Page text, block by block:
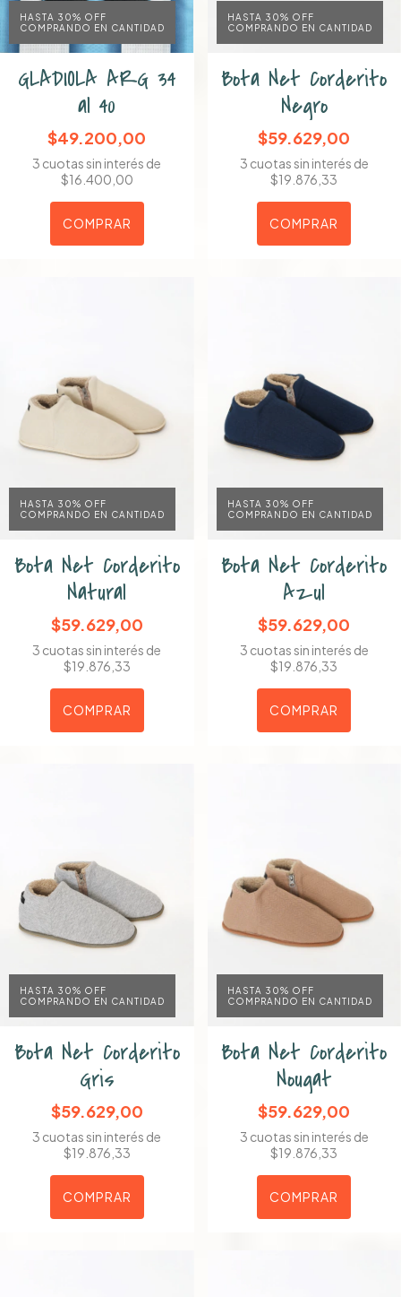
HASTA 30% OFF
COMPRANDO EN CANTIDAD
GLADIOLA ARG 34
al 40
$49.200,00
3 cuotas sin interés de
$16.400,00
COMPRAR
HASTA 30% OFF
COMPRANDO EN CANTIDAD
Bota Net Corderito
Negro
$59.629,00
3 cuotas sin interés de
$19.876,33
COMPRAR
HASTA 30% OFF
COMPRANDO EN CANTIDAD
Bota Net Corderito
Natural
$59.629,00
3 cuotas sin interés de
$19.876,33
COMPRAR
HASTA 30% OFF
COMPRANDO EN CANTIDAD
Bota Net Corderito
Azul
$59.629,00
3 cuotas sin interés de
$19.876,33
COMPRAR
HASTA 30% OFF
COMPRANDO EN CANTIDAD
Bota Net Corderito
Gris
$59.629,00
3 cuotas sin interés de
$19.876,33
COMPRAR
HASTA 30% OFF
COMPRANDO EN CANTIDAD
Bota Net Corderito
Nougat
$59.629,00
3 cuotas sin interés de
$19.876,33
COMPRAR